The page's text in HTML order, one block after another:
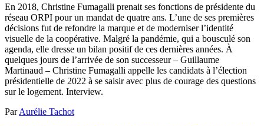
En 2018, Christine Fumagalli prenait ses fonctions de présidente du
réseau ORPI pour un mandat de quatre ans. L’une de ses premières
décisions fut de refondre la marque et de moderniser l’identité
visuelle de la coopérative. Malgré la pandémie, qui a bousculé son
agenda, elle dresse un bilan positif de ces dernières années. À
quelques jours de l’arrivée de son successeur – Guillaume
Martinaud – Christine Fumagalli appelle les candidats à l’élection
présidentielle de 2022 à se saisir avec plus de courage des questions
sur le logement. Interview.
ParAurélie Tachot